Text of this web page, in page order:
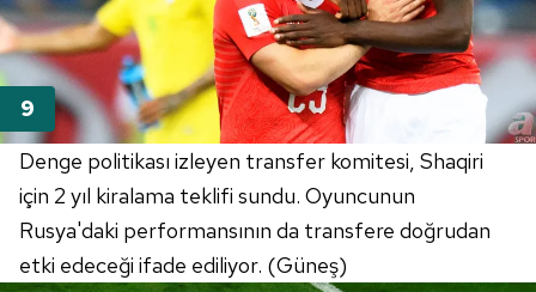
Denge politikası izleyen transfer komitesi, Shaqiri
için 2 yıl kiralama teklifi sundu. Oyuncunun
Rusya'daki performansının da transfere doğrudan
etki edeceği ifade ediliyor. (Güneş)